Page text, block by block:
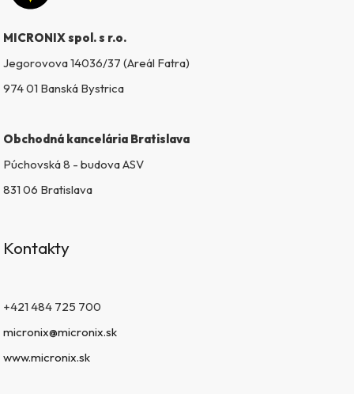
MICRONIX spol. s r.o.
Jegorovova 14036/37 (Areál Fatra)
974 01 Banská Bystrica
Obchodná kancelária Bratislava
Púchovská 8 - budova ASV
831 06 Bratislava
Kontakty
+421 484 725 700
micronix@micronix.sk
www.micronix.sk